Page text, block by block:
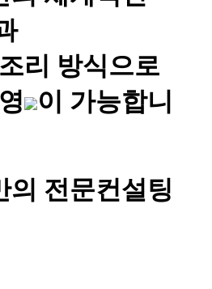
조리 방식으로
이 가능합니
의 전문컨설팅